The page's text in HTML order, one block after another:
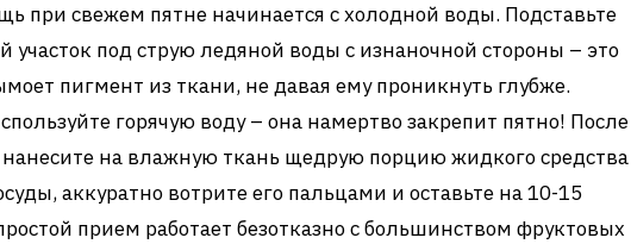
при свежем пятне начинается с холодной воды. Подставьте
участок под струю ледяной воды с изнаночной стороны – это
пигмент из ткани, не давая ему проникнуть глубже.
горячую воду – она намертво закрепит пятно! После
на влажную ткань щедрую порцию жидкого средства
аккуратно вотрите его пальцами и оставьте на 10-15
прием работает безотказно с большинством фруктовых